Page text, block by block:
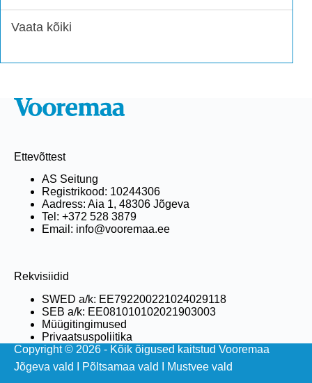
Vaata kõiki
Ettevõttest
AS Seitung
Registrikood: 10244306
Aadress: Aia 1, 48306 Jõgeva
Tel: +372 528 3879
Email: info@vooremaa.ee
Rekvisiidid
SWED a/k: EE792200221024029118
SEB a/k: EE081010102021903003
Müügitingimused
Privaatsuspoliitika
Copyright © 2026 - Kõik õigused kaitstud Vooremaa
Jõgeva vald
Põltsamaa vald Mustvee vald